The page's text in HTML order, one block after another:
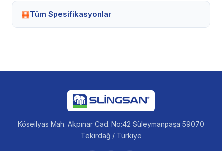
▦Tüm Spesifikasyonlar
Köseilyas Mah. Akpınar Cad. No:42 Süleymanpaşa 59070
Tekirdağ / Türkiye